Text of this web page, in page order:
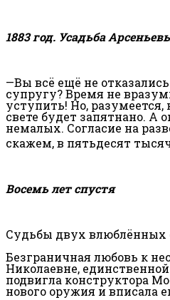
1883 год. Усадьба
—Вы всё ещё не
супругу? Время не
уступить! Но,
свете будет запятнано. А
немалых. Согласие на
скажем, в пятьдесят
Восемь лет спустя
Судьбы двух влюблённых
Безграничная любовь к
Николаевне,
подвигла конструктора
нового оружия и вписала